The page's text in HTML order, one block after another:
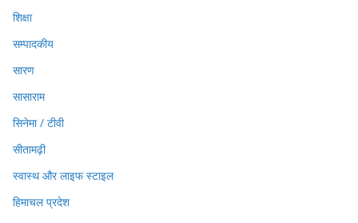
शिक्षा
सम्पादकीय
सारण
सासाराम
सिनेमा / टीवी
सीतामढ़ी
स्वास्थ और लाइफ स्टाइल
हिमाचल प्रदेश